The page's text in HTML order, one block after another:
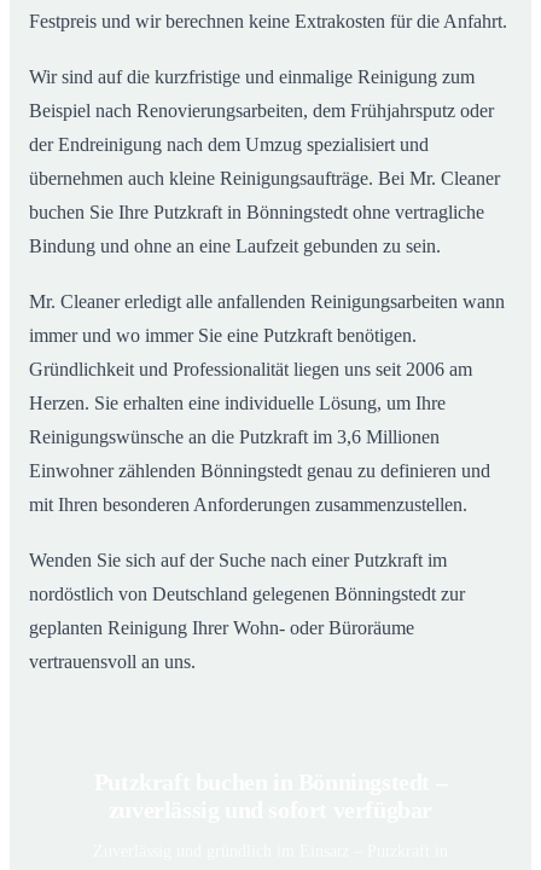
Festpreis und wir berechnen keine Extrakosten für die Anfahrt.
Wir sind auf die kurzfristige und einmalige Reinigung zum
Beispiel nach Renovierungsarbeiten, dem Frühjahrsputz oder
der Endreinigung nach dem Umzug spezialisiert und
übernehmen auch kleine Reinigungsaufträge. Bei Mr. Cleaner
buchen Sie Ihre Putzkraft in Bönningstedt ohne vertragliche
Bindung und ohne an eine Laufzeit gebunden zu sein.
Mr. Cleaner erledigt alle anfallenden Reinigungsarbeiten wann
immer und wo immer Sie eine Putzkraft benötigen.
Gründlichkeit und Professionalität liegen uns seit 2006 am
Herzen. Sie erhalten eine individuelle Lösung, um Ihre
Reinigungswünsche an die Putzkraft im 3,6 Millionen
Einwohner zählenden Bönningstedt genau zu definieren und
mit Ihren besonderen Anforderungen zusammenzustellen.
Wenden Sie sich auf der Suche nach einer Putzkraft im
nordöstlich von Deutschland gelegenen Bönningstedt zur
geplanten Reinigung Ihrer Wohn- oder Büroräume
vertrauensvoll an uns.